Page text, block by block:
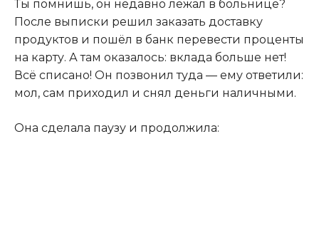
Ты помнишь, он недавно лежал в больнице?
После выписки решил заказать доставку
продуктов и пошёл в банк перевести проценты
на карту. А там оказалось: вклада больше нет!
Всё списано! Он позвонил туда — ему ответили:
мол, сам приходил и снял деньги наличными.
Она сделала паузу и продолжила: